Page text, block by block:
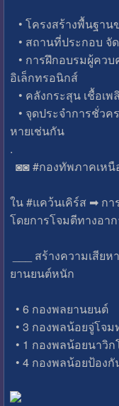
• โครงสร้างพื้นฐา
• สถานที่ประกอบ จั
• การฝึกอบรมผู้คว
อิเล็กทรอนิกส์
• คลังกระสุน เชื้อเ
• จุดประจำการชั่วค
หายเช่นกัน
.
◙◙ #กองทัพภาคเหนื
ใน #แคว้นเคิร์ส ➡ กา
โดยการโจมตีทางอา
___ สร้างความเสี
ยานยนต์หนัก
• 6 กองพลยานยนต์
• 3 กองพลน้อยจู่โจ
• 1 กองพลน้อยนาวิ
• 4 กองพลน้อยป้อง